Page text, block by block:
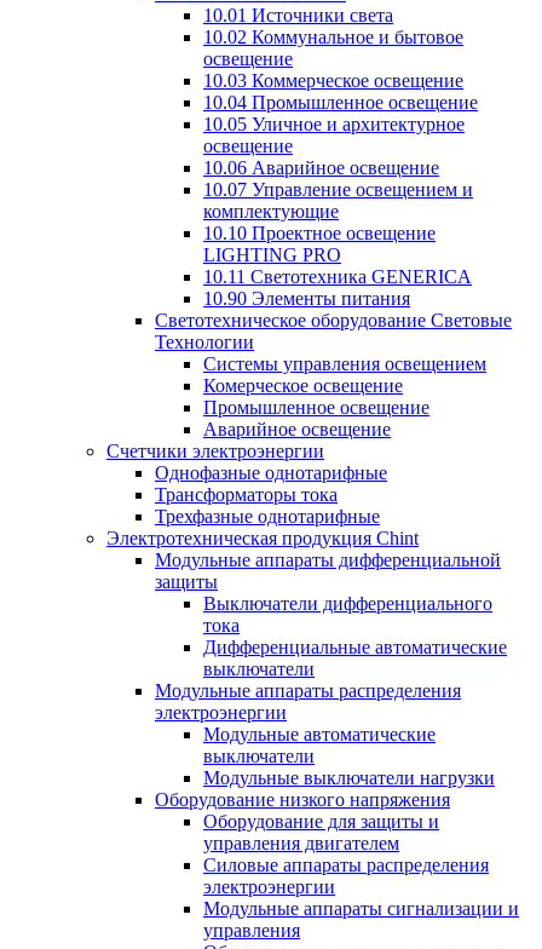
10.01 Источники света
10.02 Коммунальное и бытовое
освещение
10.03 Коммерческое освещение
10.04 Промышленное освещение
10.05 Уличное и архитектурное
освещение
10.06 Аварийное освещение
10.07 Управление освещением и
комплектующие
10.10 Проектное освещение
LIGHTING PRO
10.11 Светотехника GENERICA
10.90 Элементы питания
Светотехническое оборудование Световые
Технологии
Системы управления освещением
Комерческое освещение
Промышленное освещение
Аварийное освещение
Счетчики электроэнергии
Однофазные однотарифные
Трансформаторы тока
Трехфазные однотарифные
Электротехническая продукция Chint
Модульные аппараты дифференциальной
защиты
Выключатели дифференциального
тока
Дифференциальные автоматические
выключатели
Модульные аппараты распределения
электроэнергии
Модульные автоматические
выключатели
Модульные выключатели нагрузки
Оборудование низкого напряжения
Оборудование для защиты и
управления двигателем
Силовые аппараты распределения
электроэнергии
Модульные аппараты сигнализации и
управления